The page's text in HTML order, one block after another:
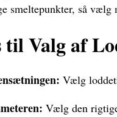
smeltepunkter, så vælg
Valg af
Vælg
Vælg den